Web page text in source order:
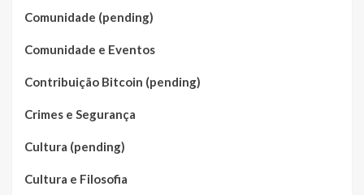
Comunidade (pending)
Comunidade e Eventos
Contribuição Bitcoin (pending)
Crimes e Segurança
Cultura (pending)
Cultura e Filosofia